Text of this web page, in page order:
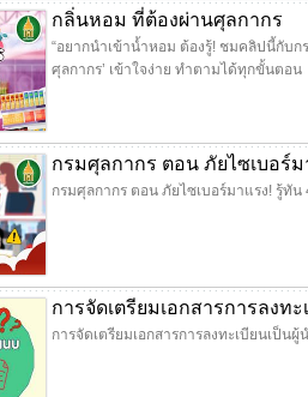
กลิ่นหอม ที่ต้องผ่านศุลกากร
“อยากนำเข้าน้ำหอม ต้องรู้! ชมคลิปนี้กับ
ศุลกากร’ เข้าใจง่าย ทำตามได้ทุกขั้นตอน
กรมศุลกากร ตอน ภัยไซเบอร์
กรมศุลกากร ตอน ภัยไซเบอร์มาแรง! รู้ทัน
การจัดเตรียมเอกสารการลงท
การจัดเตรียมเอกสารการลงทะเบียนเป็นผู้